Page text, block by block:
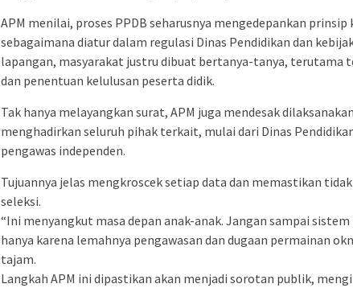
APM menilai, proses PPDB seharusnya mengedepankan
sebagaimana diatur dalam regulasi Dinas Pendidikan dan
lapangan, masyarakat justru dibuat bertanya-tanya, terutama
dan penentuan kelulusan peserta didik.
Tak hanya melayangkan surat, APM juga mendesak
menghadirkan seluruh pihak terkait, mulai dari Dinas
pengawas independen.
Tujuannya jelas mengkroscek setiap data dan memastikan
seleksi.
“Ini menyangkut masa depan anak-anak. Jangan sampai
hanya karena lemahnya pengawasan dan dugaan permainan
tajam.
Langkah APM ini dipastikan akan menjadi sorotan publik,